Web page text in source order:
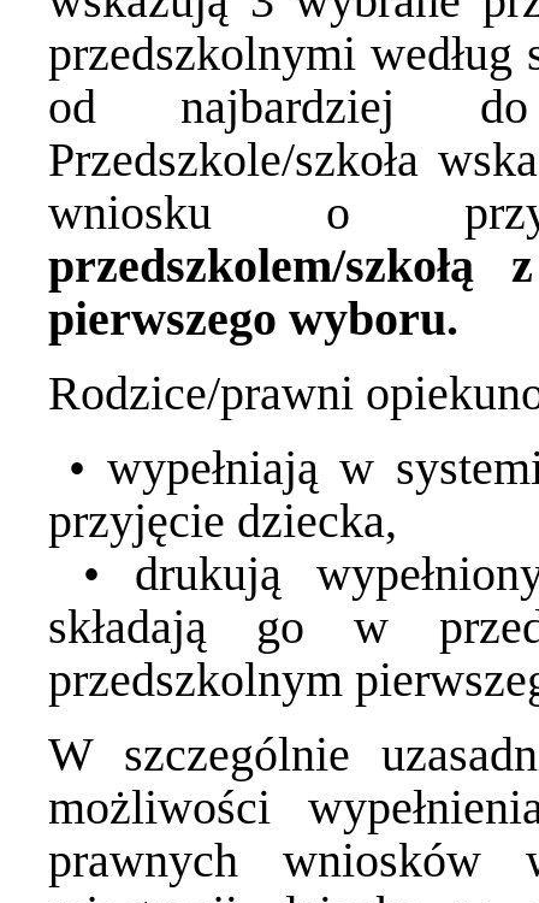
przedszkolnymi
od najbardziej do
Przedszkole/szkoła
wniosku o
przedszkolem/szkołą
pierwszego wyboru.
Rodzice/prawni
• wypełniają w
przyjęcie dziecka,
• drukują
składają go w
przedszkolnym
W szczególnie
możliwości
prawnych wniosków